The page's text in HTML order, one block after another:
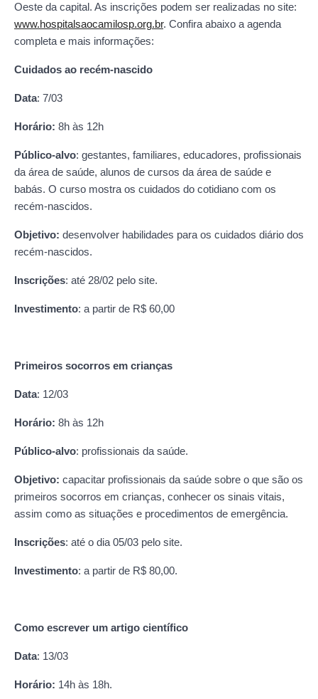
Oeste da capital. As inscrições podem ser realizadas no site:
www.hospitalsaocamilosp.org.br. Confira abaixo a agenda
completa e mais informações:
Cuidados ao recém-nascido
Data: 7/03
Horário: 8h às 12h
Público-alvo: gestantes, familiares, educadores, profissionais
da área de saúde, alunos de cursos da área de saúde e
babás. O curso mostra os cuidados do cotidiano com os
recém-nascidos.
Objetivo: desenvolver habilidades para os cuidados diário dos
recém-nascidos.
Inscrições: até 28/02 pelo site.
Investimento: a partir de R$ 60,00
Primeiros socorros em crianças
Data: 12/03
Horário: 8h às 12h
Público-alvo: profissionais da saúde.
Objetivo: capacitar profissionais da saúde sobre o que são os
primeiros socorros em crianças, conhecer os sinais vitais,
assim como as situações e procedimentos de emergência.
Inscrições: até o dia 05/03 pelo site.
Investimento: a partir de R$ 80,00.
Como escrever um artigo científico
Data: 13/03
Horário: 14h às 18h.